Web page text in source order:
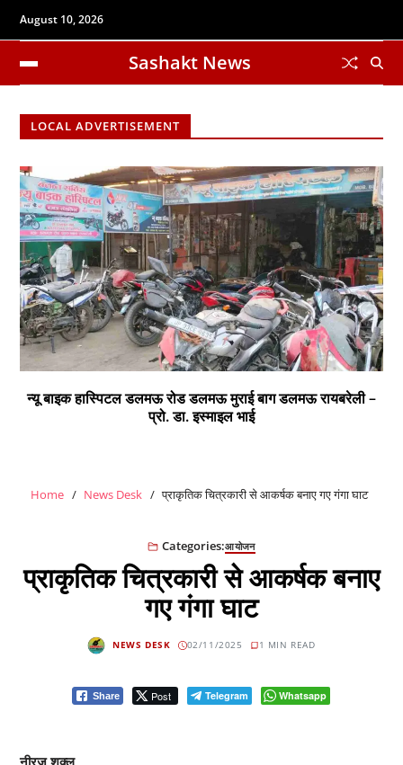
August 10, 2026
Sashakt News
LOCAL ADVERTISEMENT
न्यू बाइक हास्पिटल डलमऊ रोड डलमऊ मुराई बाग डलमऊ रायबरेली –
प्रो. डा. इस्माइल भाई
Home News Desk प्राकृतिक चित्रकारी से आकर्षक बनाए गए गंगा घाट
Categories:आयोजन
प्राकृतिक चित्रकारी से आकर्षक बनाए
गए गंगा घाट
NEWS DESK 02/11/2025 1 MIN READ
Share Post Telegram Whatsapp
नीरज शुक्ल